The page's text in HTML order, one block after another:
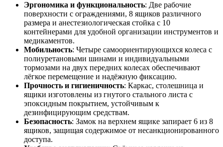
Эргономика и функциональность: Две рабочие
поверхности с ограждениями, 8 ящиков различного
размера и анестезиологическая стойка с 10
контейнерами для удобной организации инструментов и
медикаментов.
Мобильность: Четыре самоориентирующихся колеса с
полиуретановыми шинами и индивидуальными
тормозами на двух передних колесах обеспечивают
лёгкое перемещение и надёжную фиксацию.
Прочность и гигиеничность: Каркас, столешница и
ящики изготовлены из гнутого стального листа с
эпоксидным покрытием, устойчивым к
дезинфицирующим средствам.
Безопасность: Замок на верхнем ящике запирает 6 из 8
ящиков, защищая содержимое от несанкционированного
доступа.